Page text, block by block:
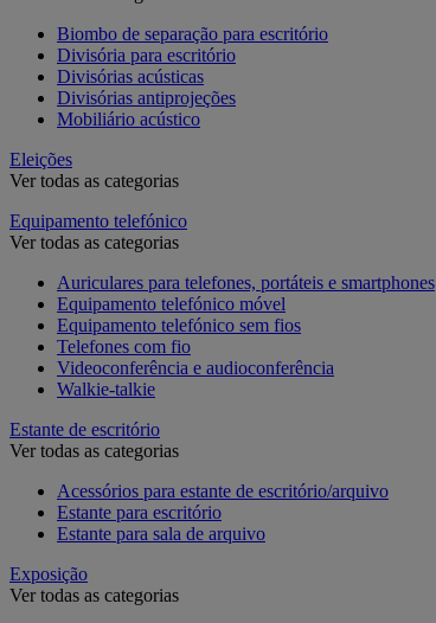
Biombo de separação para escritório
Divisória para escritório
Divisórias acústicas
Divisórias antiprojeções
Mobiliário acústico
Eleições
Ver todas as categorias
Equipamento telefónico
Ver todas as categorias
Auriculares para telefones, portáteis e smartphones
Equipamento telefónico móvel
Equipamento telefónico sem fios
Telefones com fio
Videoconferência e audioconferência
Walkie-talkie
Estante de escritório
Ver todas as categorias
Acessórios para estante de escritório/arquivo
Estante para escritório
Estante para sala de arquivo
Exposição
Ver todas as categorias